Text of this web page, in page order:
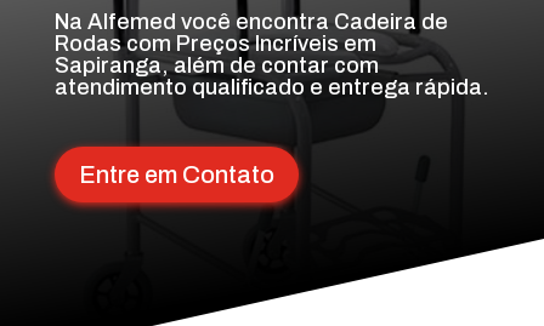
Na Alfemed você encontra Cadeira de
Rodas com Preços Incríveis em
Sapiranga, além de contar com
atendimento qualificado e entrega rápida.
Entre em Contato